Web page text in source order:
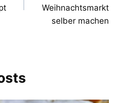
Weihnachtsmarkt
selber machen